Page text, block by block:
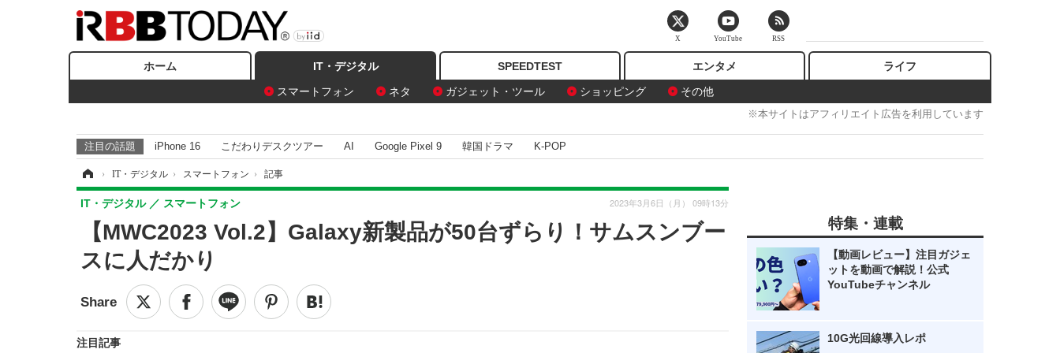
ホーム
IT・デジタル
スマートフォン
ネタ ガジェット・ツール ショッピング その他
SPEEDTEST エンタメ ライフ
※本サイトはアフィリエイト広告を利用しています
注目の話題 iPhone 16 こだわりデスクツアー AI Google Pixel 9 韓国ドラマ K-POP
› IT・デジタル › スマートフォン › 記事
【MWC2023 Vol.2】Galaxy新製品が50台ずらり！サムスンブー
スに人だかり
IT・デジタル スマートフォン 2023年3月6日（月） 09時13分
注目記事
特集・連載
【動画レビュー】注目ガジェ
ットを動画で解説！公式
YouTubeチャンネル
10G光回線導入レポ
X YouTube RSS